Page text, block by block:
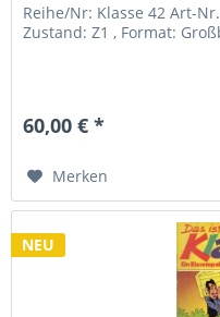
Reihe/Nr: Klasse 42 Art-
Zustand: Z1 , Format:
60,00 € *
Merken
NEU